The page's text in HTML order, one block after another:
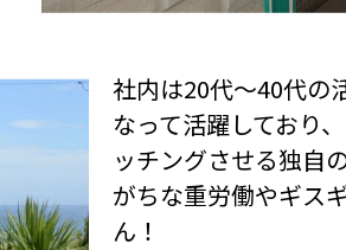
社内は20代〜40代の
なって活躍しており
ッチングさせる独自
がちな重労働やギス
ん！